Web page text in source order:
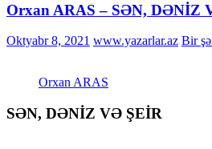
Orxan ARAS – SƏN, DƏNİZ
Oktyabr 8, 2021 www.yazarlar.az Bir
Orxan ARAS
SƏN, DƏNİZ VƏ ŞEİR